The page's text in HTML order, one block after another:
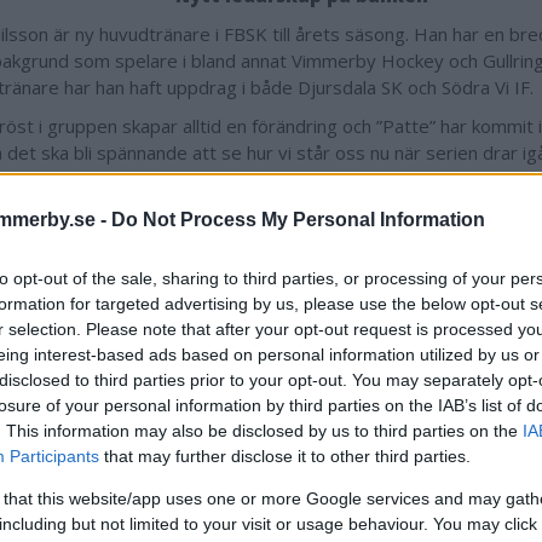
- Do Not Process My Personal Information
opt-out of the sale, sharing to third parties, or processing of your
for targeted advertising by us, please use the below opt-out
selection. Please note that after your opt-out request is processed
interest-based ads based on personal information utilized by us
to third parties prior to your opt-out. You may separately
of your personal information by third parties on the IAB’s list of
This information may also be disclosed by us to third parties on the
Participants that may further disclose it to other third parties.
that this website/app uses one or more Google services and may
but not limited to your visit or usage behaviour. You may
är ny huvudtränare i FBSK till årets säsong. Han har en
som spelare i bland annat Vimmerby Hockey och
har han haft uppdrag i både Djursdala SK och Södra Vi IF.
i gruppen skapar alltid en förändring och ”Patte” har kommit
det ska bli spännande att se hur vi står oss nu när serien drar
frågar man sig ”hur står vi oss gentemot andra lag?”
och ”har vi sprungit tillräckligt? ”Patte” är lite old school och sett
en del på försäsongen. Det är roligt och det är det jag själv jag
säga att det har varit mycket löpträning under
haft tränare som det har varit mer löp med, men jag tycker att
på försäsongen har jag inga problem med det.
"Hårda jobbet jag får stå för"
en juniorsäsong i Vimmerby IF en gång i tiden har Johan
FBSK trogen.
ett uppehåll på några år, vilket gör att jag är inne på 13:e
”Robban” (Robert Nilsson, målvakt i FBSK) är inne på 20:e